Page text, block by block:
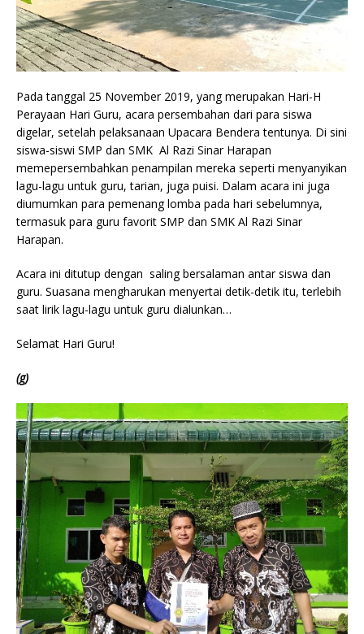
Pada tanggal 25 November 2019, yang merupakan Hari-H
Perayaan Hari Guru, acara persembahan dari para siswa
digelar, setelah pelaksanaan Upacara Bendera tentunya. Di sini
siswa-siswi SMP dan SMK Al Razi Sinar Harapan
memepersembahkan penampilan mereka seperti menyanyikan
lagu-lagu untuk guru, tarian, juga puisi. Dalam acara ini juga
diumumkan para pemenang lomba pada hari sebelumnya,
termasuk para guru favorit SMP dan SMK Al Razi Sinar
Harapan.
Acara ini ditutup dengan saling bersalaman antar siswa dan
guru. Suasana mengharukan menyertai detik-detik itu, terlebih
saat lirik lagu-lagu untuk guru dialunkan…
Selamat Hari Guru!
(g)